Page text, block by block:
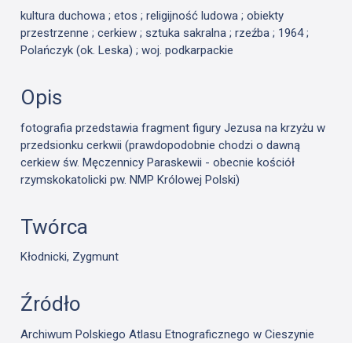
kultura duchowa ; etos ; religijność ludowa ; obiekty
przestrzenne ; cerkiew ; sztuka sakralna ; rzeźba ; 1964 ;
Polańczyk (ok. Leska) ; woj. podkarpackie
Opis
fotografia przedstawia fragment figury Jezusa na krzyżu w
przedsionku cerkwii(prawdopodobnie chodzi o dawną
cerkiew św. Męczennicy Paraskewii - obecnie kościół
rzymskokatolicki pw. NMP Królowej Polski)
Twórca
Kłodnicki, Zygmunt
Źródło
Archiwum Polskiego Atlasu Etnograficznego w Cieszynie